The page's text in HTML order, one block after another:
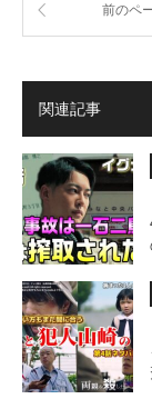
前のペ
関連記事